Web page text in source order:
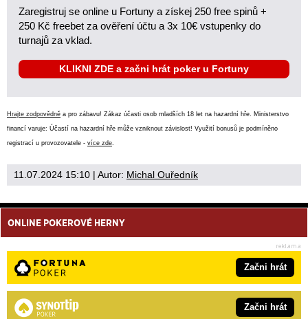
Zaregistruj se online u Fortuny a získej 250 free spinů +
250 Kč freebet za ověření účtu a 3x 10€ vstupenky do
turnajů za vklad.
KLIKNI ZDE a začni hrát poker u Fortuny
Hrajte zodpovědně a pro zábavu! Zákaz účasti osob mladších 18 let na hazardní hře. Ministerstvo
financí varuje: Účastí na hazardní hře může vzniknout závislost! Využití bonusů je podmíněno
registrací u provozovatele - více zde.
11.07.2024 15:10 | Autor: Michal Ouředník
ONLINE POKEROVÉ HERNY
Začni hrát
Začni hrát